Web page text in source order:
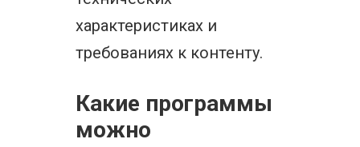
характеристиках и
требованиях к контенту.
Какие программы
можно